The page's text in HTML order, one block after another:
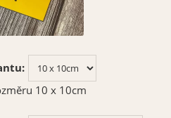
10 x 10cm